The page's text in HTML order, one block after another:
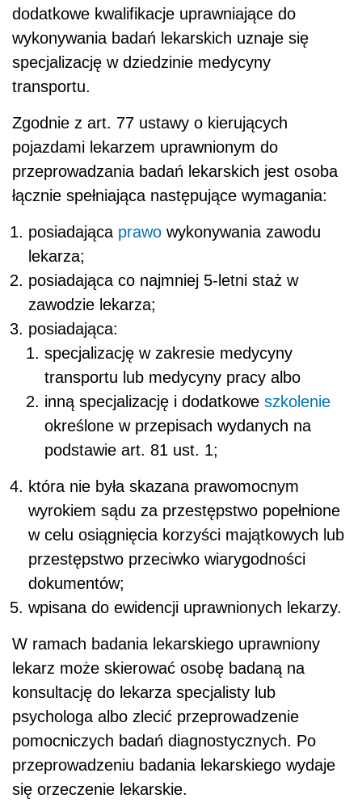
dodatkowe kwalifikacje uprawniające do
wykonywania badań lekarskich uznaje się
specjalizację w dziedzinie medycyny
transportu.
Zgodnie z art. 77 ustawy o kierujących
pojazdami lekarzem uprawnionym do
przeprowadzania badań lekarskich jest osoba
łącznie spełniająca następujące wymagania:
posiadająca prawo wykonywania zawodu
lekarza;
posiadająca co najmniej 5-letni staż w
zawodzie lekarza;
posiadająca:
specjalizację w zakresie medycyny
transportu lub medycyny pracy albo
inną specjalizację i dodatkowe szkolenie
określone w przepisach wydanych na
podstawie art. 81 ust. 1;
która nie była skazana prawomocnym
wyrokiem sądu za przestępstwo popełnione
w celu osiągnięcia korzyści majątkowych lub
przestępstwo przeciwko wiarygodności
dokumentów;
wpisana do ewidencji uprawnionych lekarzy.
W ramach badania lekarskiego uprawniony
lekarz może skierować osobę badaną na
konsultację do lekarza specjalisty lub
psychologa albo zlecić przeprowadzenie
pomocniczych badań diagnostycznych. Po
przeprowadzeniu badania lekarskiego wydaje
się orzeczenie lekarskie.